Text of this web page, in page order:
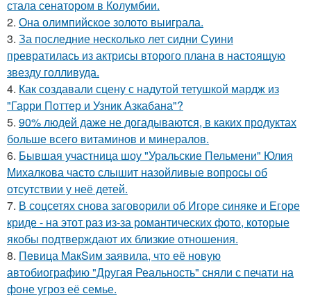
стала сенатором в Колумбии.
2. Она олимпийское золото выиграла.
3. За последние несколько лет сидни Суини
превратилась из актрисы второго плана в настоящую
звезду голливуда.
4. Как создавали сцену с надутой тетушкой мардж из
"Гарри Поттер и Узник Азкабана"?
5. 90% людей даже не догадываются, в каких продуктах
больше всего витаминов и минералов.
6. Бывшая участница шоу "Уральские Пельмени" Юлия
Михалкова часто слышит назойливые вопросы об
отсутствии у неё детей.
7. В соцсетях снова заговорили об Игоре синяке и Егоре
криде - на этот раз из-за романтических фото, которые
якобы подтверждают их близкие отношения.
8. Пeвица MакSим заявила, что её новую
автобиографию "Другая Реальность" сняли с печати на
фоне угроз её семье.